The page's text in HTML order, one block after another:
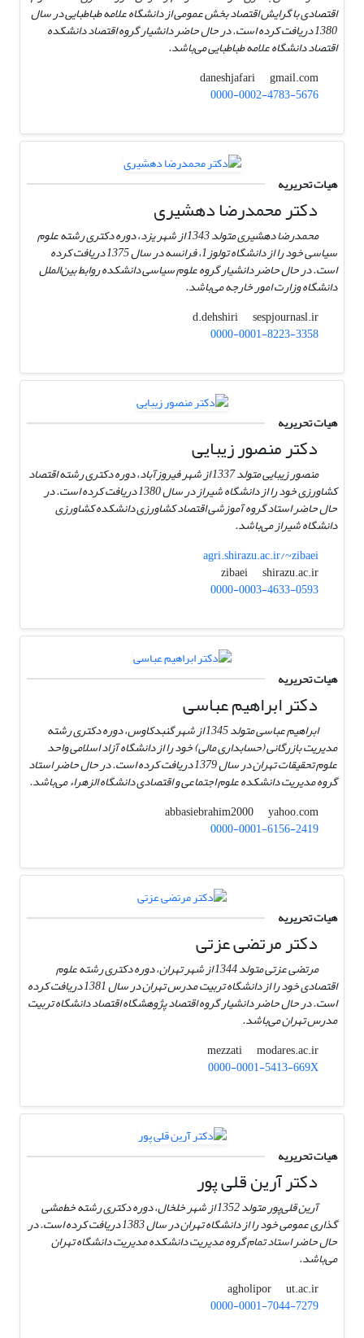
اقتصادی با گرایش اقتصاد بخش عمومی از دانشگاه علامه طباطبایی در سال
1380 دریافت کرده است. در حال حاضر دانشیار گروه اقتصاد دانشکده
اقتصاد دانشگاه علامه طباطبایی می‌باشد.
daneshjafari
gmail.com
0000-0002-4783-5676
هیات تحریریه
دکتر محمد‌رضا دهشیری
محمدرضا دهشیری متولد 1343 از شهر یزد، دوره دکتری رشته علوم
سیاسی خود را از دانشگاه تولوز1، فرانسه در سال 1375 دریافت کرده
است. در حال حاضر دانشیار گروه علوم سیاسی دانشکده روابط بین‌الملل
دانشگاه وزارت امور خارجه می‌باشد.
d.dehshiri
sespjournasl.ir
0000-0001-8223-3358
هیات تحریریه
دکتر منصور زیبایی
منصور زیبایی متولد 1337 از شهر فیروزآباد، دوره دکتری رشته اقتصاد
کشاورزی خود را از دانشگاه شیراز در سال 1380 دریافت کرده است. در
حال حاضر استاد گروه آموزشی اقتصاد کشاورزی دانشکده کشاورزی
دانشگاه شیراز می‌باشد.
agri.shirazu.ac.ir/~zibaei
zibaei
shirazu.ac.ir
0000-0003-4633-0593
هیات تحریریه
دکتر ابراهیم عباسی
ابراهیم عباسی متولد 1345 از شهر گنبدکاوس، دوره دکتری رشته
مدیریت بازرگانی (حسابداری مالی) خود را از دانشگاه آزاد اسلامی واحد
علوم تحقیقات تهران در سال 1379 دریافت کرده است. در حال حاضر استاد
گروه مدیریت دانشکده علوم اجتماعی و اقتصادی دانشگاه الزهراء می‌باشد.
abbasiebrahim2000
yahoo.com
0000-0001-6156-2419
هیات تحریریه
دکتر مرتضی عزتی
مرتضی عزتی متولد 1344 از شهر تهران، دوره دکتری رشته علوم
اقتصادی خود را از دانشگاه تربیت مدرس تهران در سال 1381 دریافت کرده
است. در حال حاضر دانشیار گروه اقتصاد پژوهشگاه اقتصاد دانشگاه تربیت
مدرس تهران می‌باشد.
mezzati
modares.ac.ir
0000-0001-5413-669X
هیات تحریریه
دکتر آرین قلی پور
آرین قلی‌پور متولد 1352 از شهر خلخال، دوره دکتری رشته خط‌مشی
گذاری عمومی خود را از دانشگاه تهران در سال 1383 دریافت کرده است. در
حال حاضر استاد تمام گروه مدیریت دانشکده مدیریت دانشگاه تهران
می‌باشد.
agholipor
ut.ac.ir
0000-0001-7044-7279